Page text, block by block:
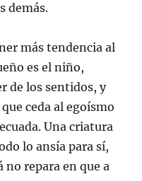
demás.
más tendencia al
es el niño,
de los sentidos, y
ceda al egoísmo
Una criatura
lo ansía para sí,
no repara en que a